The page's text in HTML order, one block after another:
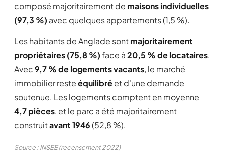
composé majoritairement de maisons individuelles
(97,3 %) avec quelques appartements (1,5 %).
Les habitants de Anglade sontmajoritairement
propriétaires (75,8 %)face à20,5 % de locataires.
Avec9,7 % de logements vacants, le marché
immobilier resteéquilibréet d'une demande
soutenue. Les logements comptent en moyenne
4,7 pièces, et le parc a été majoritairement
construitavant 1946(52,8 %).
Source : INSEE (recensement 2022)